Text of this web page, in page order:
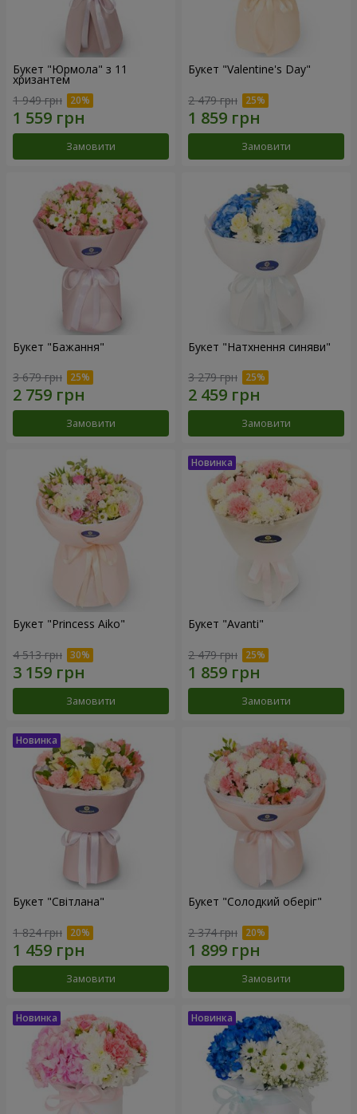
Букет "Юрмола" з 11
хризантем
1 949 грн
Замовити
Букет "Valentine's Day"
2 479 грн
Замовити
Букет "Бажання"
3 679 грн
Замовити
Букет "Натхнення синяви"
3 279 грн
Замовити
Букет "Princess Aiko"
4 513 грн
Замовити
Букет "Avanti"
2 479 грн
Замовити
Букет "Світлана"
1 824 грн
Замовити
Букет "Солодкий оберіг"
2 374 грн
Замовити